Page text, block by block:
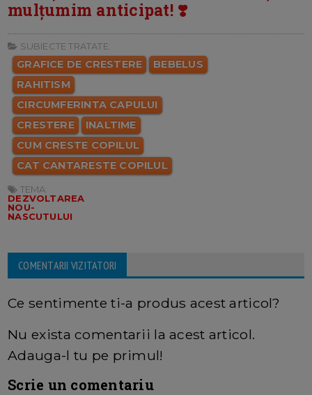
mulțumim anticipat! ❣️
SUBIECTE TRATATE:
GRAFICE DE CRESTERE
BEBELUS
RAHITISM
CIRCUMFERINTA CAPULUI
CRESTERE
INALTIME
CUM CRESTE COPILUL
CAT CANTARESTE COPILUL
TEMA:
DEZVOLTAREA
NOU-
NASCUTULUI
COMENTARII VIZITATORI
Ce sentimente ti-a produs acest articol?
Nu exista comentarii la acest articol.
Adauga-l tu pe primul!
Scrie un comentariu